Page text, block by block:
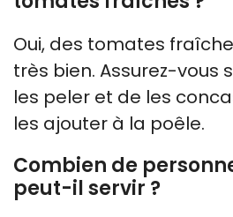
Oui, des tomates
très bien. Assurez-vous
les peler et de les
les ajouter à la poêle.
Combien de
peut-il servir ?